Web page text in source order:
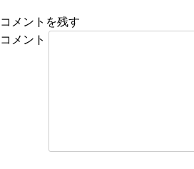
コメントを残す
コメント